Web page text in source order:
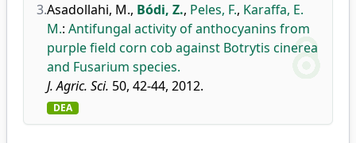
3.Asadollahi, M., Bódi, Z., Peles, F., Karaffa, E.
M.: Antifungal activity of anthocyanins from
purple field corn cob against Botrytis cinerea
and Fusarium species.
J. Agric. Sci. 50, 42-44, 2012.
DEA